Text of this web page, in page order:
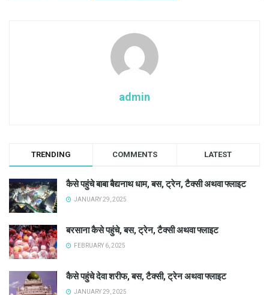
admin
TRENDING COMMENTS LATEST
कैसे पहुंचे बाबा बैद्यनाथ धाम, बस, ट्रेन, टैक्सी अथवा फ्लाइट
JANUARY 29, 2025
बरसाना कैसे पहुंचे, बस, ट्रेन, टैक्सी अथवा फ्लाइट
FEBRUARY 6, 2025
कैसे पहुंचे देवा शरीफ, बस, टैक्सी, ट्रेन अथवा फ्लाइट
JANUARY 29, 2025